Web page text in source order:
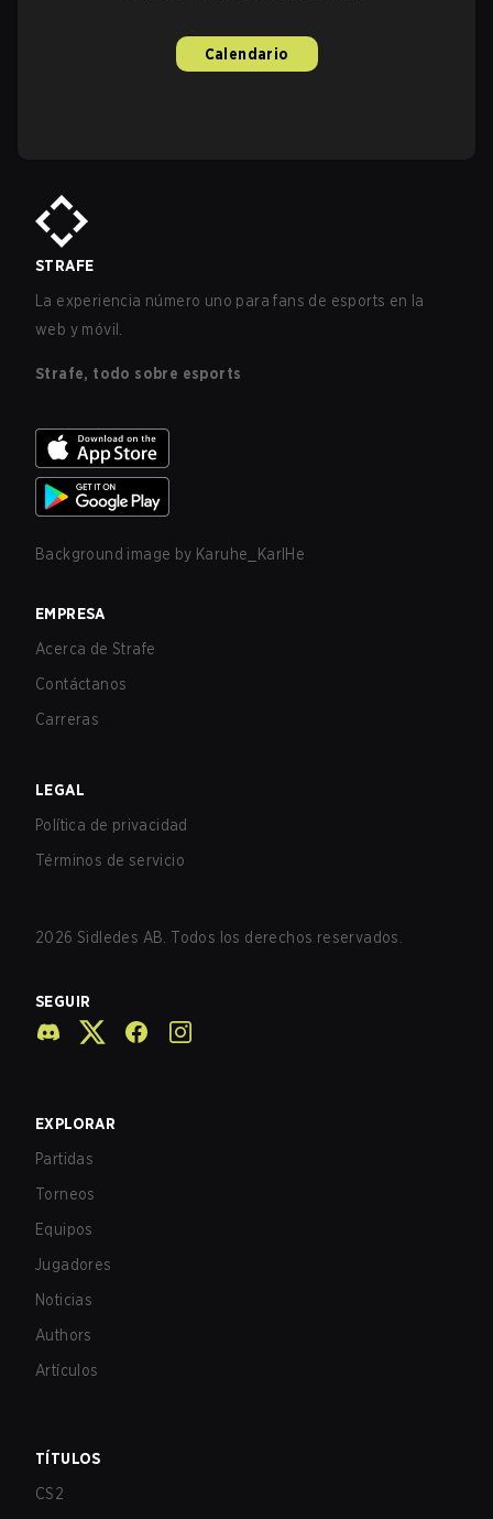
Calendario
STRAFE
La experiencia número uno para fans de esports en la
web y móvil.
Strafe, todo sobre esports
Background image by Karuhe_KarlHe
EMPRESA
Acerca de Strafe
Contáctanos
Carreras
LEGAL
Política de privacidad
Términos de servicio
2026 Sidledes AB. Todos los derechos reservados.
SEGUIR
EXPLORAR
Partidas
Torneos
Equipos
Jugadores
Noticias
Authors
Artículos
TÍTULOS
CS2